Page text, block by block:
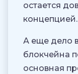
остается
концепцией.
А еще дело
блокчейна
основная